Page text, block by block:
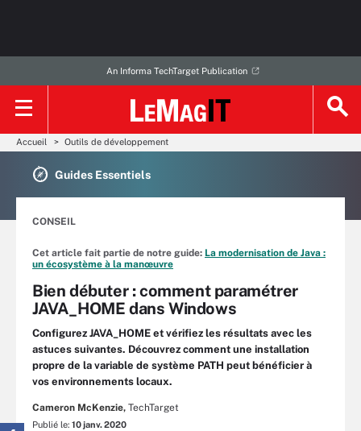
An Informa TechTarget Publication
Accueil Outils de développement
Guides Essentiels
CONSEIL
Cet article fait partie de notre guide: La modernisation de Java :
un écosystème à la manœuvre
Bien débuter : comment paramétrer
JAVA_HOME dans Windows
Configurez JAVA_HOME et vérifiez les résultats avec les
astuces suivantes. Découvrez comment une installation
propre de la variable de système PATH peut bénéficier à
vos environnements locaux.
Cameron McKenzie, TechTarget
Publié le: 10 janv. 2020